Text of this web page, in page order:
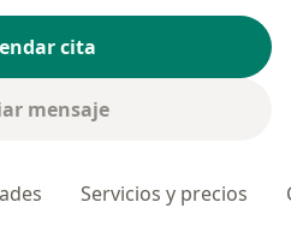
cita
mensaje
Servicios y precios